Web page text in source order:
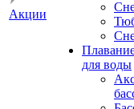
Акции
для воды